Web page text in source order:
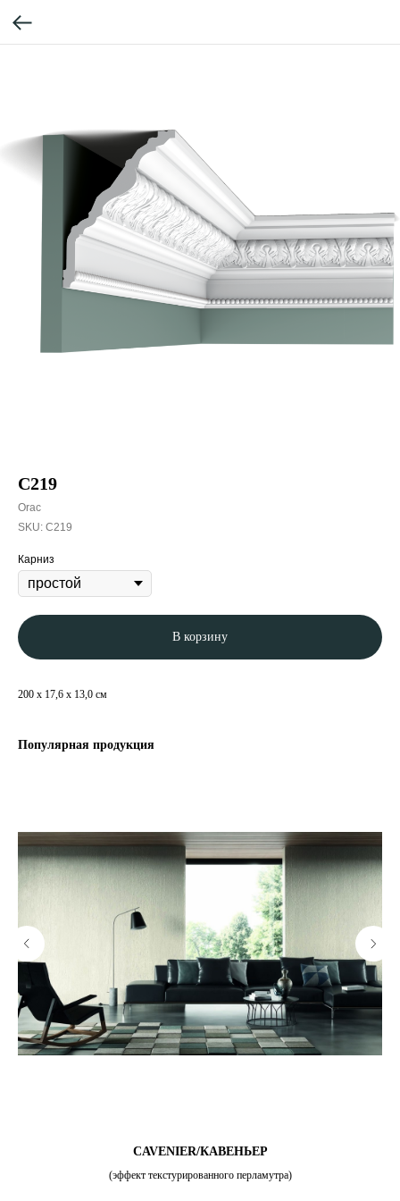
C219
Orac
SKU: C219
Карниз
В корзину
200 x 17,6 x 13,0 см
Популярная продукция
CAVENIER/КАВЕНЬЕР
(эффект текстурированного перламутра)